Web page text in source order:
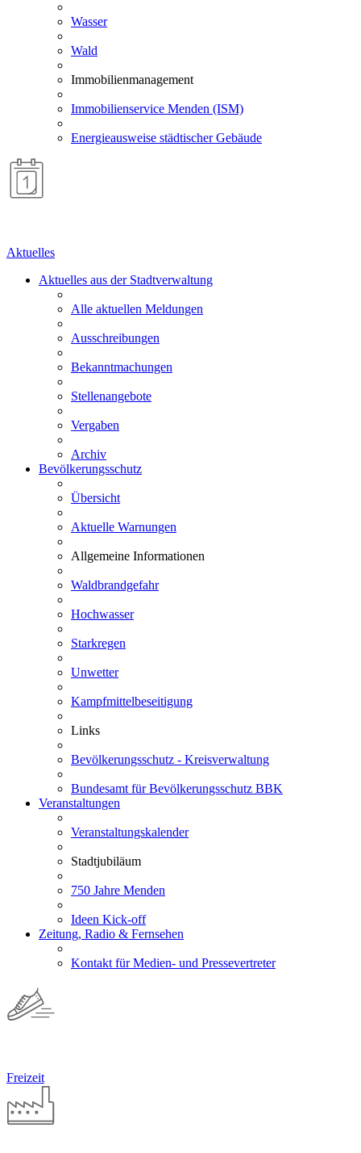
Wasser
Wald
Immobilienmanagement
Immobilienservice Menden (ISM)
Energieausweise städtischer Gebäude
Aktuelles
Aktuelles aus der Stadtverwaltung
Alle aktuellen Meldungen
Ausschreibungen
Bekanntmachungen
Stellenangebote
Vergaben
Archiv
Bevölkerungsschutz
Übersicht
Aktuelle Warnungen
Allgemeine Informationen
Waldbrandgefahr
Hochwasser
Starkregen
Unwetter
Kampfmittelbeseitigung
Links
Bevölkerungsschutz - Kreisverwaltung
Bundesamt für Bevölkerungsschutz BBK
Veranstaltungen
Veranstaltungskalender
Stadtjubiläum
750 Jahre Menden
Ideen Kick-off
Zeitung, Radio & Fernsehen
Kontakt für Medien- und Pressevertreter
Freizeit